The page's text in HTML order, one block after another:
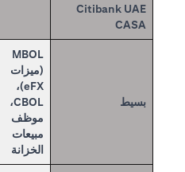
Citibank UAE
CASA
بسيط
MBOL
(ميزات
eFX)،
CBOL،
موظف
مبيعات
الخزانة